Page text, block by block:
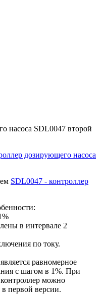
насоса SDL0047 второй
дозирующего насоса
SDL0047 - контроллер
в интервале 2
по току.
равномерное
с шагом в 1%. При
можно
первой версии.